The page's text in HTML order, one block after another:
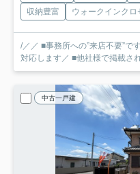
収納豊富
ウォークインクロ
/／／ ■事務所への”来店不要”で
対応します／ ■他社様で掲載さ
中古一戸建